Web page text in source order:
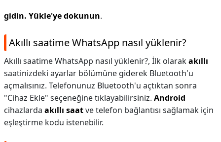
gidin. Yükle'ye dokunun.
Akıllı saatime WhatsApp nasıl yüklenir?
Akıllı saatime WhatsApp nasıl yüklenir?, İlk olarakakıllı
saatinizdeki ayarlar bölümüne giderek Bluetooth'u
açmalısınız. Telefonunuz Bluetooth'u açtıktan sonra
"Cihaz Ekle" seçeneğine tıklayabilirsiniz. Android
cihazlarda akıllı saatve telefon bağlantısı sağlamak için
eşleştirme kodu istenebilir.